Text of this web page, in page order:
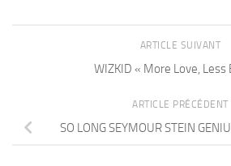
ARTICLE SUIVANT
WIZKID « More Love, Less
ARTICLE PRÉCÉDENT
SO LONG SEYMOUR STEIN